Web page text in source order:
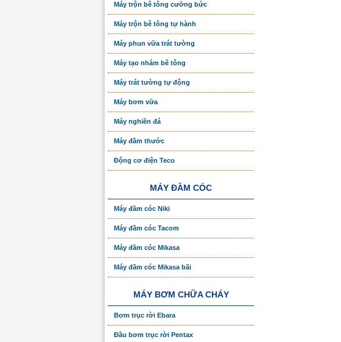
Máy trộn bê tông cưỡng bức
Máy trộn bê tông tự hành
Máy phun vữa trát tường
Máy tạo nhám bê tông
Máy trát tường tự động
Máy bơm vữa
Máy nghiền đá
Máy đầm thước
Động cơ điện Teco
MÁY ĐẦM CÓC
Máy đầm cóc Niki
Máy đầm cóc Tacom
Máy đầm cóc Mikasa
Máy đầm cóc Mikasa bãi
MÁY BƠM CHỮA CHÁY
Bơm trục rời Ebara
Đầu bơm trục rời Pentax